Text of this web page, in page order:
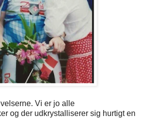
Vi er jo alle
og der udkrystalliserer sig hurtigt en